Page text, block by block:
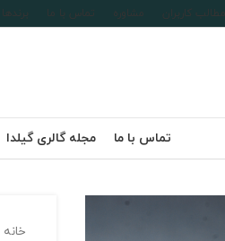
مطالب کاربران مشاوره تماس با ما برندها
تماس با ما مجله گالری گیلدا
خانه